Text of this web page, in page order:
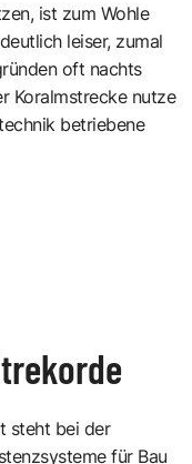
ist zum Wohle
leiser, zumal
oft nachts
Koralmstrecke nutze
betriebene
steht bei der
für Bau